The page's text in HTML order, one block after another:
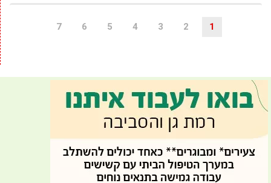
1
2
3
4
5
6
7